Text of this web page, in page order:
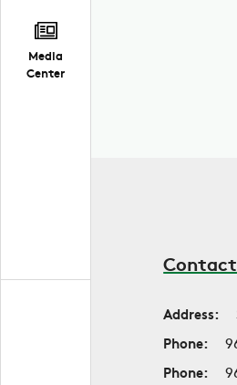
Media
Center
Address:
Phone:
Phone: